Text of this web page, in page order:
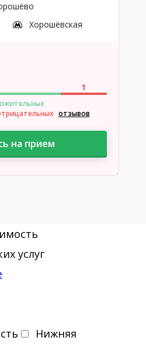
Хорошёвская
1
отзывов
на прием
услуг
Нижняя